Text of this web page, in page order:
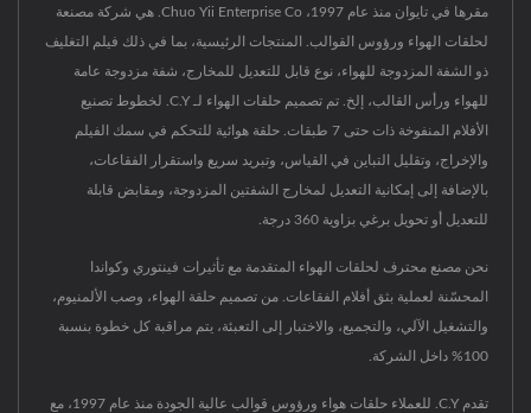
مقرها في تايوان منذ عام 1997، Chuo Yii Enterprise Co. هي شركة مصنعة
لحلقات الهواء ورؤوس القوالب. المنتجات الرئيسية، بما في ذلك فيلم التغليف
ذو الشفة المزدوجة للهواء، نوع قابل للتعديل للمخارج، شفة مزدوجة عامة
للهواء ورأس القالب، إلخ. تم تصميم حلقات الهواء لـ C.Y. لخطوط تصنيع
الأفلام المنفوخة ذات حتى 7 طبقات. حلقة هوائية للتحكم في سمك الفيلم
والإخراج، وتقليل التباين في القياس، وتبريد سريع واستقرار الفقاعات،
بالإضافة إلى إمكانية التعديل لمخارج الشفتين المزدوجة، ومقابض قابلة
للتعديل أو تحويل برغي بزاوية 360 درجة.
نحن مصنع محترف لحلقات الهواء المتقدمة مع تأثيرات فينتوري وكواندا
المحسّنة لعملية بثق أفلام الفقاعات. من تصميم حلقة الهواء، وصب الألمنيوم،
والتشغيل الآلي، والتجميع، والاختبار إلى التعبئة، يتم مراقبة كل خطوة بنسبة
100% داخل الشركة.
تقدم C.Y. للعملاء حلقات هواء ورؤوس قوالب عالية الجودة منذ عام 1997، مع